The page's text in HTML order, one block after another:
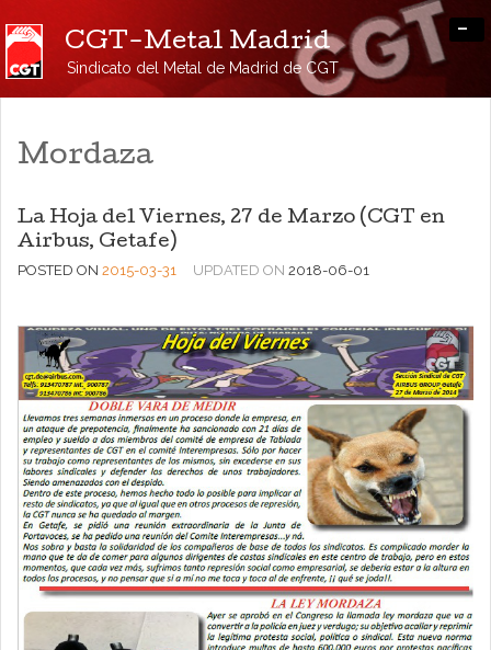
CGT-Metal Madrid
Sindicato del Metal de Madrid de CGT
-
Mordaza
La Hoja del Viernes, 27 de Marzo (CGT en
Airbus, Getafe)
POSTED ON 2015-03-31 UPDATED ON 2018-06-01